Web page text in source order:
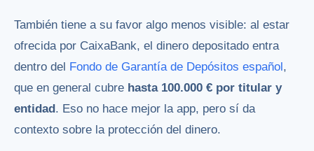
También tiene a su favor algo menos visible: al estar
ofrecida por CaixaBank, el dinero depositado entra
dentro del
Fondo de Garantía de Depósitos español ,
que en general cubre hasta 100.000 € por titular y
entidad . Eso no hace mejor la app, pero sí da
contexto sobre la protección del dinero.